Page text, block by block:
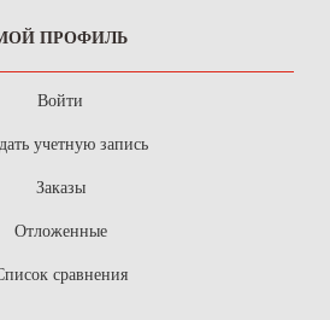
ПРОФИЛЬ
Войти
учетную запись
Заказы
Отложенные
сравнения